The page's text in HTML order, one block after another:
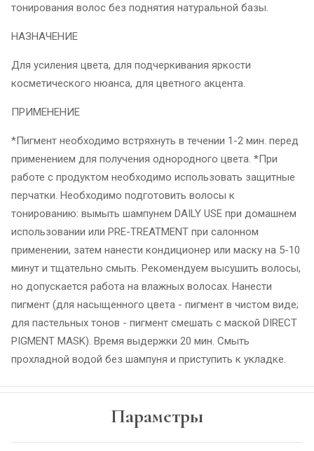
тонирования волос без поднятия натуральной базы.
НАЗНАЧЕНИЕ
Для усиления цвета, для подчеркивания яркости
косметического нюанса, для цветного акцента.
ПРИМЕНЕНИЕ
*Пигмент необходимо встряхнуть в течении 1-2 мин. перед
применением для получения однородного цвета. *При
работе с продуктом необходимо использовать защитные
перчатки. Необходимо подготовить волосы к
тонированию: вымыть шампунем DAILY USE при домашнем
использовании или PRE-TREATMENT при салонном
применении, затем нанести кондиционер или маску на 5-10
минут и тщательно смыть. Рекомендуем высушить волосы,
но допускается работа на влажных волосах. Нанести
пигмент (для насыщенного цвета - пигмент в чистом виде;
для пастельных тонов - пигмент смешать с маской DIRECT
PIGMENT MASK). Время выдержки 20 мин. Смыть
прохладной водой без шампуня и приступить к укладке.
Параметры